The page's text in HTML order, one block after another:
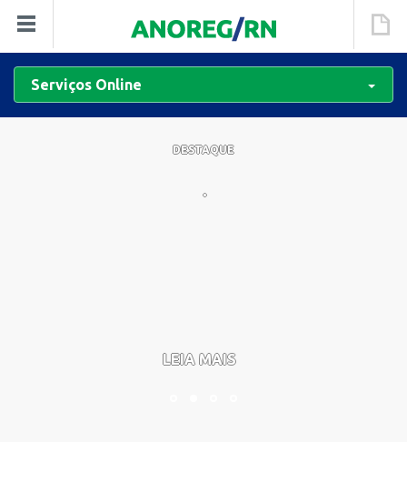
Serviços Online
DESTAQUE
.
LEIA MAIS